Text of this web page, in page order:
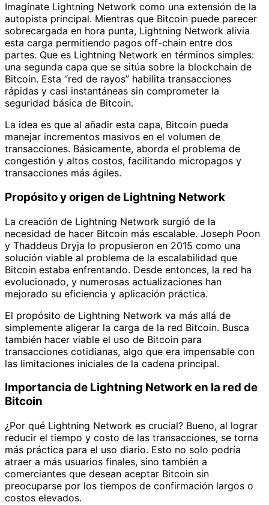
Imagínate Lightning Network como una extensión de la
autopista principal. Mientras que Bitcoin puede parecer
sobrecargada en hora punta, Lightning Network alivia
esta carga permitiendo pagos off-chain entre dos
partes. Que es Lightning Network en términos simples:
una segunda capa que se sitúa sobre la blockchain de
Bitcoin. Esta “red de rayos” habilita transacciones
rápidas y casi instantáneas sin comprometer la
seguridad básica de Bitcoin.
La idea es que al añadir esta capa, Bitcoin pueda
manejar incrementos masivos en el volumen de
transacciones. Básicamente, aborda el problema de
congestión y altos costos, facilitando micropagos y
transacciones más ágiles.
Propósito y origen de Lightning Network
La creación de Lightning Network surgió de la
necesidad de hacer Bitcoin más escalable. Joseph Poon
y Thaddeus Dryja lo propusieron en 2015 como una
solución viable al problema de la escalabilidad que
Bitcoin estaba enfrentando. Desde entonces, la red ha
evolucionado, y numerosas actualizaciones han
mejorado su eficiencia y aplicación práctica.
El propósito de Lightning Network va más allá de
simplemente aligerar la carga de la red Bitcoin. Busca
también hacer viable el uso de Bitcoin para
transacciones cotidianas, algo que era impensable con
las limitaciones iniciales de la cadena principal.
Importancia de Lightning Network en la red de
Bitcoin
¿Por qué Lightning Network es crucial? Bueno, al lograr
reducir el tiempo y costo de las transacciones, se torna
más práctica para el uso diario. Esto no solo podría
atraer a más usuarios finales, sino también a
comerciantes que desean aceptar Bitcoin sin
preocuparse por los tiempos de confirmación largos o
costos elevados.